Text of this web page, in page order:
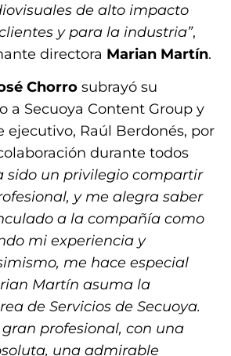
de alto impacto
y para la industria”,
directora Marian Martín.
Chorro subrayó su
a Secuoya Content Group y
ejecutivo, Raúl Berdonés, por
durante todos
sido un privilegio compartir
y me alegra saber
a la compañía como
mi experiencia y
me hace especial
Martín asuma la
de Servicios de Secuoya.
profesional, con una
una admirable